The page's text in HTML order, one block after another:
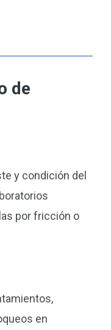
de
y condición del
por fricción o
en